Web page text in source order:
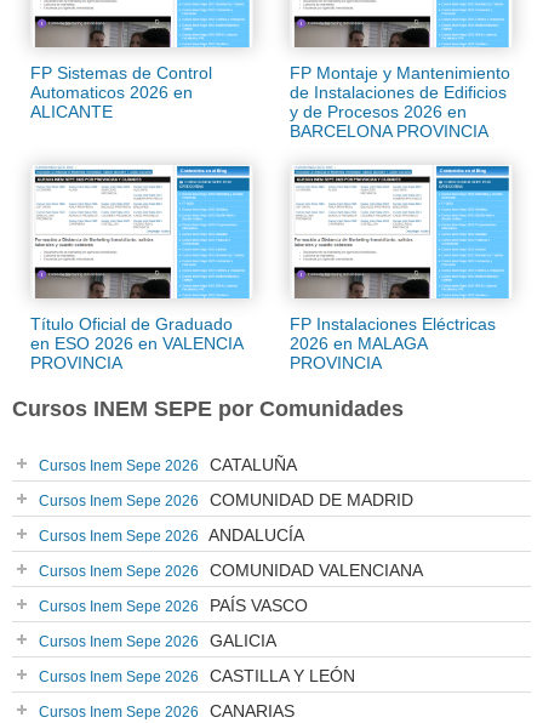
FP Sistemas de Control
Automaticos 2026 en
ALICANTE
FP Montaje y Mantenimiento
de Instalaciones de Edificios
y de Procesos 2026 en
BARCELONA PROVINCIA
Título Oficial de Graduado
en ESO 2026 en VALENCIA
PROVINCIA
FP Instalaciones Eléctricas
2026 en MALAGA
PROVINCIA
Cursos INEM SEPE por Comunidades
Cursos Inem Sepe 2026 CATALUÑA
Cursos Inem Sepe 2026 COMUNIDAD DE MADRID
Cursos Inem Sepe 2026 ANDALUCÍA
Cursos Inem Sepe 2026 COMUNIDAD VALENCIANA
Cursos Inem Sepe 2026 PAÍS VASCO
Cursos Inem Sepe 2026 GALICIA
Cursos Inem Sepe 2026 CASTILLA Y LEÓN
Cursos Inem Sepe 2026 CANARIAS